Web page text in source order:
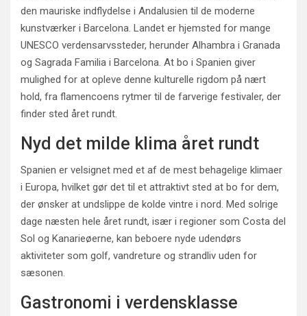
den mauriske indflydelse i Andalusien til de moderne
kunstværker i Barcelona. Landet er hjemsted for mange
UNESCO verdensarvssteder, herunder Alhambra i Granada
og Sagrada Familia i Barcelona. At bo i Spanien giver
mulighed for at opleve denne kulturelle rigdom på nært
hold, fra flamencoens rytmer til de farverige festivaler, der
finder sted året rundt.
Nyd det milde klima året rundt
Spanien er velsignet med et af de mest behagelige klimaer
i Europa, hvilket gør det til et attraktivt sted at bo for dem,
der ønsker at undslippe de kolde vintre i nord. Med solrige
dage næsten hele året rundt, især i regioner som Costa del
Sol og Kanarieøerne, kan beboere nyde udendørs
aktiviteter som golf, vandreture og strandliv uden for
sæsonen.
Gastronomi i verdensklasse